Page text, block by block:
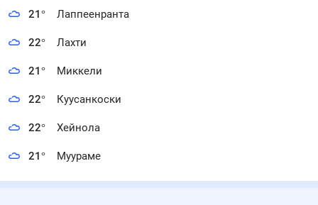
21° Лаппеенранта
22° Лахти
21° Миккели
22° Куусанкоски
22° Хейнола
21° Муураме